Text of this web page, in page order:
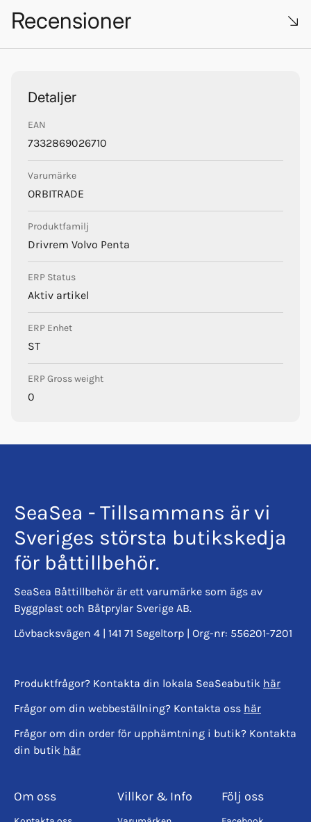
Orbitrade
Recensioner
Detaljer
EAN
7332869026710
Varumärke
ORBITRADE
Produktfamilj
Drivrem Volvo Penta
ERP Status
Aktiv artikel
ERP Enhet
ST
ERP Gross weight
0
SeaSea - Tillsammans är vi
Sveriges största butikskedja
för båttillbehör.
SeaSea Båttillbehör är ett varumärke som ägs av
Byggplast och Båtprylar Sverige AB.
Lövbacksvägen 4 | 141 71 Segeltorp | Org-nr: 556201-7201
Produktfrågor? Kontakta din lokala SeaSeabutik här
Frågor om din webbeställning? Kontakta oss här
Frågor om din order för upphämtning i butik? Kontakta
din butik här
Om oss Villkor & Info Följ oss